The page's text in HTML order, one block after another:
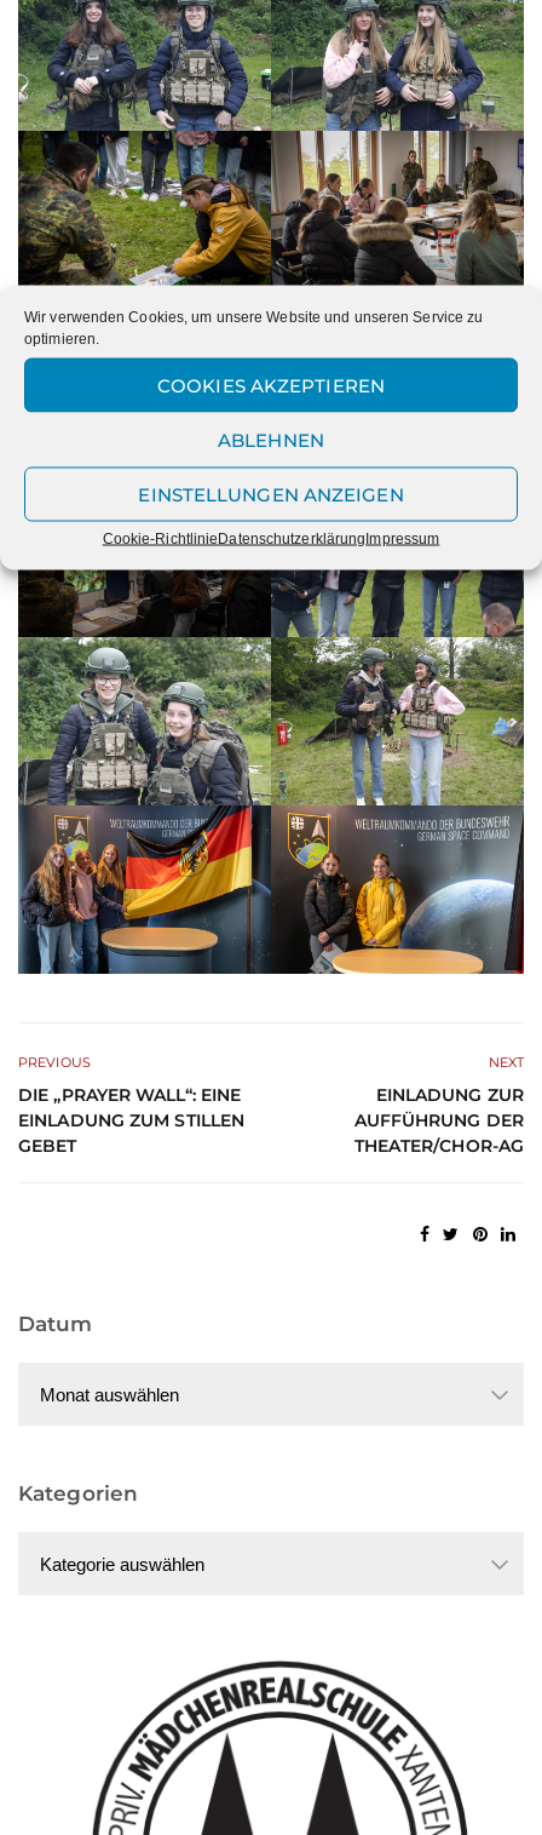
Wir verwenden Cookies, um unsere Website und unseren Service zu
optimieren.
COOKIES AKZEPTIEREN
ABLEHNEN
EINSTELLUNGEN ANZEIGEN
Cookie-RichtlinieDatenschutzerklärungImpressum
PREVIOUS
DIE „PRAYER WALL“: EINE
EINLADUNG ZUM STILLEN
GEBET
NEXT
EINLADUNG ZUR
AUFFÜHRUNG DER
THEATER/CHOR-AG
Datum
Kategorien